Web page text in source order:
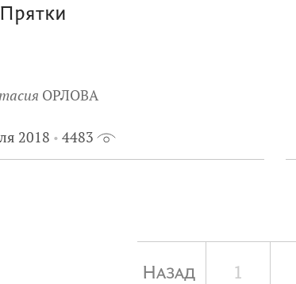
Прятки
ОРЛОВА
2018 4483
Назад 1